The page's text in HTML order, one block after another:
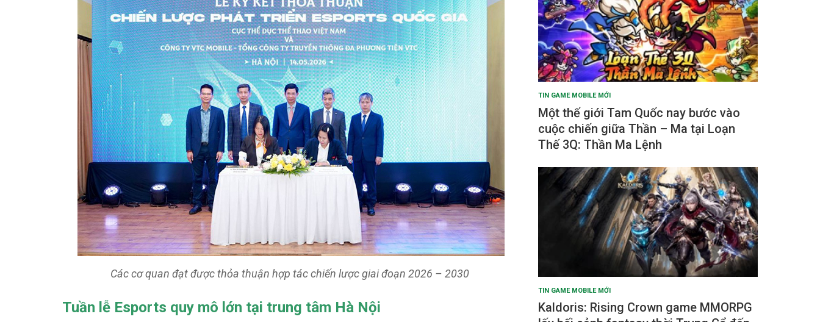
Các cơ quan đạt được thỏa thuận hợp tác chiến lược giai đoạn 2026 – 2030
Tuần lễ Esports quy mô lớn tại trung tâm Hà Nội
TIN GAME MOBILE MỚI
Một thế giới Tam Quốc nay bước vào
cuộc chiến giữa Thần – Ma tại Loạn
Thế 3Q: Thần Ma Lệnh
TIN GAME MOBILE MỚI
Kaldoris: Rising Crown game MMORPG